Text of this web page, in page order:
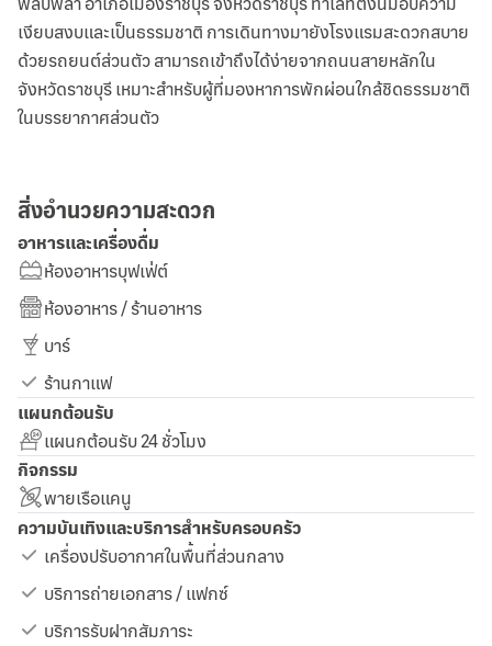
เงียบสงบและเป็นธรรมชาติ การเดินทางมายังโรงแรมสะดวกสบาย
ด้วยรถยนต์ส่วนตัว สามารถเข้าถึงได้ง่ายจากถนนสายหลักใน
จังหวัดราชบุรี เหมาะสำหรับผู้ที่มองหาการพักผ่อนใกล้ชิดธรรมชาติ
ในบรรยากาศส่วนตัว
สิ่งอำนวยความสะดวก
อาหารและเครื่องดื่ม
ห้องอาหารบุฟเฟ่ต์
ห้องอาหาร / ร้านอาหาร
บาร์
ร้านกาแฟ
แผนกต้อนรับ
แผนกต้อนรับ 24 ชั่วโมง
กิจกรรม
พายเรือแคนู
ความบันเทิงและบริการสำหรับครอบครัว
เครื่องปรับอากาศในพื้นที่ส่วนกลาง
บริการถ่ายเอกสาร / แฟกซ์
บริการรับฝากสัมภาระ